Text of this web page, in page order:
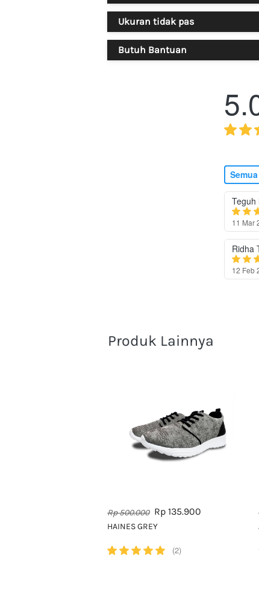
Ukuran tidak pas
Butuh Bantuan
Semua
Teguh
11 Mar
Ridha
12 Feb
Produk Lainnya
Rp 500.000 Rp 135.900
HAINES GREY
(2)